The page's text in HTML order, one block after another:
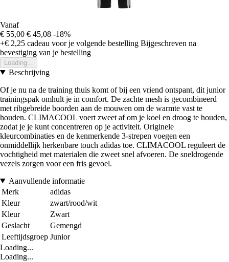
Vanaf
€ 55,00 € 45,08 -18%
+€ 2,25 cadeau voor je volgende bestelling Bijgeschreven na
bevestiging van je bestelling
Loading...
Beschrijving
Of je nu na de training thuis komt of bij een vriend ontspant, dit junior
trainingspak omhult je in comfort. De zachte mesh is gecombineerd
met ribgebreide boorden aan de mouwen om de warmte vast te
houden. CLIMACOOL voert zweet af om je koel en droog te houden,
zodat je je kunt concentreren op je activiteit. Originele
kleurcombinaties en de kenmerkende 3-strepen voegen een
onmiddellijk herkenbare touch adidas toe. CLIMACOOL reguleert de
vochtigheid met materialen die zweet snel afvoeren. De sneldrogende
vezels zorgen voor een fris gevoel.
Aanvullende informatie
Merk
adidas
Kleur
zwart/rood/wit
Kleur
Zwart
Geslacht
Gemengd
Leeftijdsgroep Junior
Loading...
Loading...